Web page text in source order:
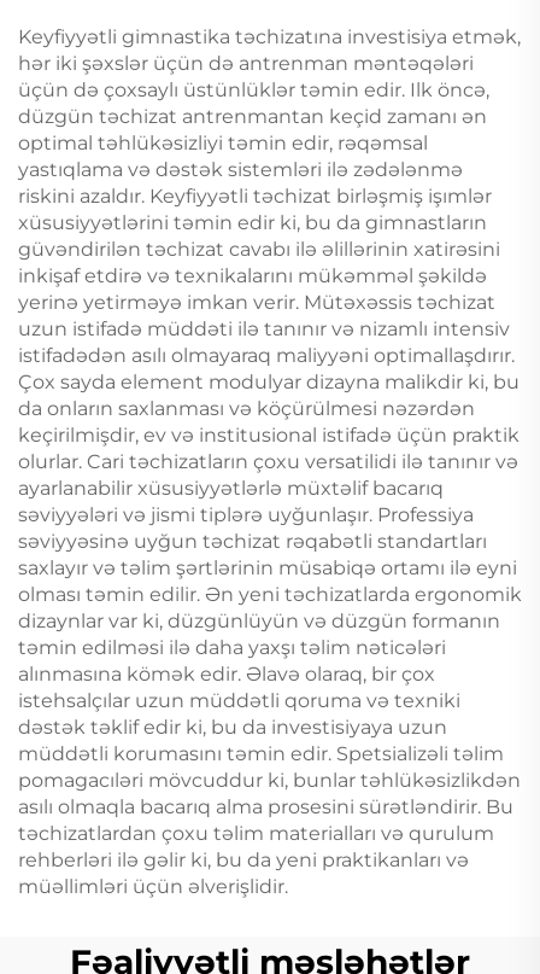
Keyfiyyətli gimnastika təchizatına investisiya etmək,
hər iki şəxslər üçün də antrenman məntəqələri
üçün də çoxsaylı üstünlüklər təmin edir. Ilk öncə,
düzgün təchizat antrenmantan keçid zamanı ən
optimal təhlükəsizliyi təmin edir, rəqəmsal
yastıqlama və dəstək sistemləri ilə zədələnmə
riskini azaldır. Keyfiyyətli təchizat birləşmiş işımlər
xüsusiyyətlərini təmin edir ki, bu da gimnastların
güvəndirilən təchizat cavabı ilə əlillərinin xatirəsini
inkişaf etdirə və texnikalarını mükəmməl şəkildə
yerinə yetirməyə imkan verir. Mütəxəssis təchizat
uzun istifadə müddəti ilə tanınır və nizamlı intensiv
istifadədən asılı olmayaraq maliyyəni optimallaşdırır.
Çox sayda element modulyar dizayna malikdir ki, bu
da onların saxlanması və köçürülmesi nəzərdən
keçirilmişdir, ev və institusional istifadə üçün praktik
olurlar. Cari təchizatların çoxu versatilidi ilə tanınır və
ayarlanabilir xüsusiyyətlərlə müxtəlif bacarıq
səviyyələri və jismi tiplərə uyğunlaşır. Professiya
səviyyəsinə uyğun təchizat rəqabətli standartları
saxlayır və təlim şərtlərinin müsabiqə ortamı ilə eyni
olması təmin edilir. Ən yeni təchizatlarda ergonomik
dizaynlar var ki, düzgünlüyün və düzgün formanın
təmin edilməsi ilə daha yaxşı təlim nəticələri
alınmasına kömək edir. Əlavə olaraq, bir çox
istehsalçılar uzun müddətli qoruma və texniki
dəstək təklif edir ki, bu da investisiyaya uzun
müddətli korumasını təmin edir. Spetsializəli təlim
pomagacıləri mövcuddur ki, bunlar təhlükəsizlikdən
asılı olmaqla bacarıq alma prosesini sürətləndirir. Bu
təchizatlardan çoxu təlim materialları və qurulum
rehberləri ilə gəlir ki, bu da yeni praktikanları və
müəllimləri üçün əlverişlidir.
Fəaliyyətli məsləhətlər